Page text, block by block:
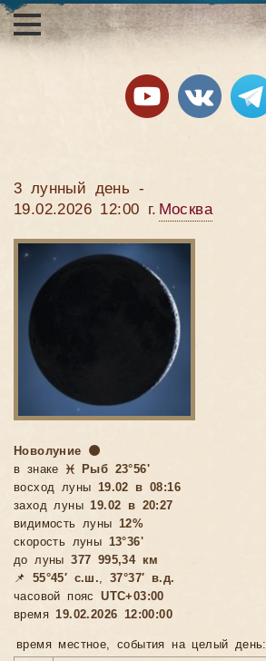
3 лунный день -
19.02.2026 12:00 г. Москва
Новолуние 🌑
в знаке ♓ Рыб 23°56'
восход луны 19.02 в 08:16
заход луны19.02 в 20:27
видимость луны 12%
скорость луны 13°36'
до луны377 995,34 км
📌 55°45′ с.ш.,37°37′ в.д.
часовой поясUTC+03:00
время19.02.2026 12:00:00
время местное, cобытия на целый день: